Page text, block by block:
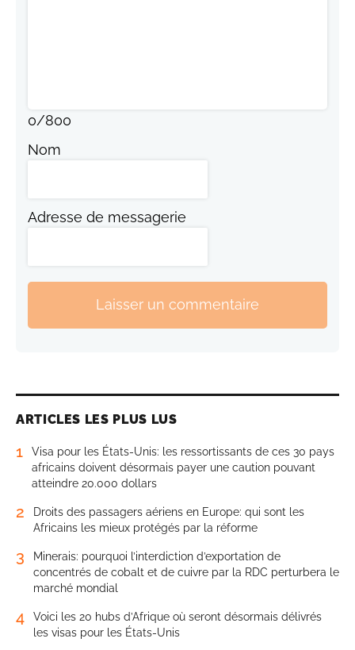
0/800
Nom
Adresse de messagerie
Laisser un commentaire
ARTICLES LES PLUS LUS
1
Visa pour les États-Unis: les ressortissants de ces 30 pays
africains doivent désormais payer une caution pouvant
atteindre 20.000 dollars
2
Droits des passagers aériens en Europe: qui sont les
Africains les mieux protégés par la réforme
3
Minerais: pourquoi l’interdiction d’exportation de
concentrés de cobalt et de cuivre par la RDC perturbera le
marché mondial
4
Voici les 20 hubs d’Afrique où seront désormais délivrés
les visas pour les États-Unis